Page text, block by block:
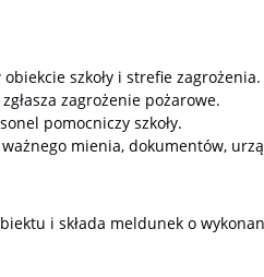
szkoły i strefie zagrożenia.
zagrożenie pożarowe.
pomocniczy szkoły.
mienia, dokumentów,
i składa meldunek o